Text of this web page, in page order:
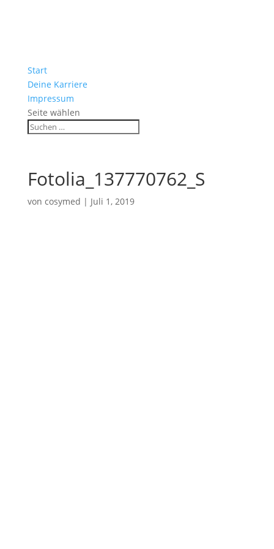
Start
Deine Karriere
Impressum
Seite wählen
Fotolia_137770762_S
von cosymed | Juli 1, 2019